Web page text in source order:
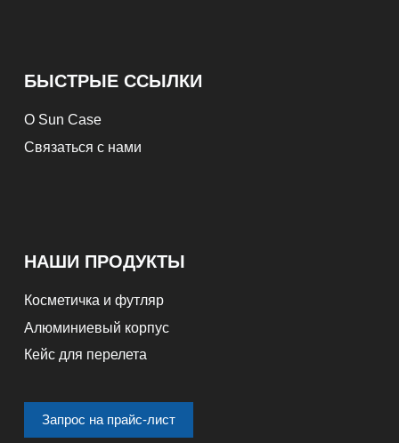
БЫСТРЫЕ ССЫЛКИ
О Sun Case
Связаться с нами
НАШИ ПРОДУКТЫ
Косметичка и футляр
Алюминиевый корпус
Кейс для перелета
Запрос на прайс-лист